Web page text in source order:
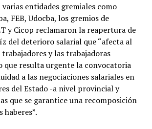
varias entidades gremiales como
FEB, Udocba, los gremios de
y Cicop reclamaron la reapertura de
del deterioro salarial que “afecta al
y las trabajadoras
que resulta urgente la convocatoria
a las negociaciones salariales en
del Estado -a nivel provincial y
que se garantice una recomposición
haberes”.